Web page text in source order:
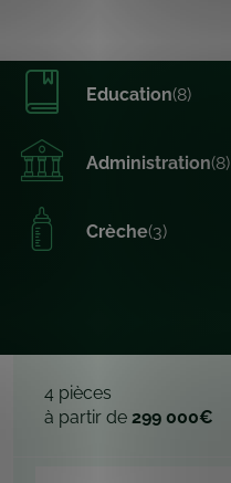
Education(8)
Administration(8)
Crèche(3)
4 pièces
à partir de 299 000€